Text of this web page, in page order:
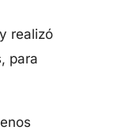
realizó
para